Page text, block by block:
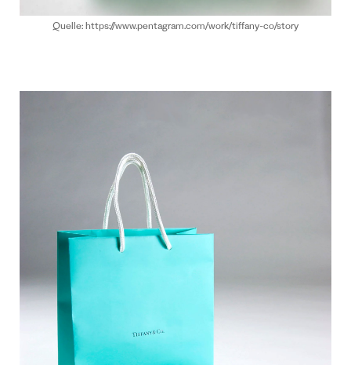
Quelle: https://www.pentagram.com/work/tiffany-co/story